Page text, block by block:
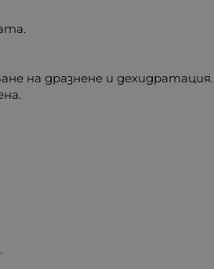
на дразнене и дехидратация.